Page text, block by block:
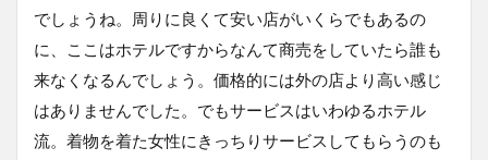
でしょうね。周りに良くて安い店がいくらでもあるの
に、ここはホテルですからなんて商売をしていたら誰も
来なくなるんでしょう。価格的には外の店より高い感じ
はありませんでした。でもサービスはいわゆるホテル
流。着物を着た女性にきっちりサービスしてもらうのも